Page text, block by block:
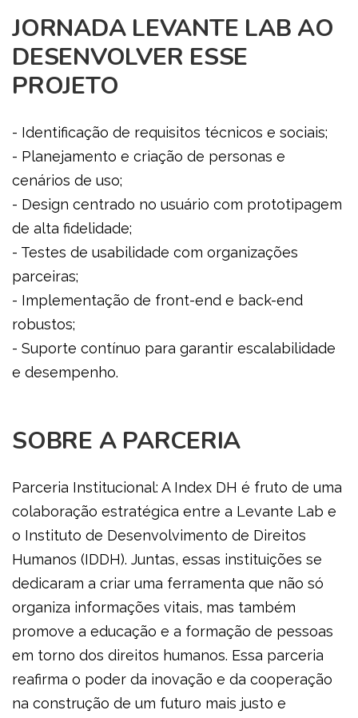
JORNADA LEVANTE LAB AO
DESENVOLVER ESSE
PROJETO
- Identificação de requisitos técnicos e sociais;
- Planejamento e criação de personas e
cenários de uso;
- Design centrado no usuário com prototipagem
de alta fidelidade;
- Testes de usabilidade com organizações
parceiras;
- Implementação de front-end e back-end
robustos;
- Suporte contínuo para garantir escalabilidade
e desempenho.
SOBRE A PARCERIA
Parceria Institucional: A Index DH é fruto de uma
colaboração estratégica entre a Levante Lab e
o Instituto de Desenvolvimento de Direitos
Humanos (IDDH). Juntas, essas instituições se
dedicaram a criar uma ferramenta que não só
organiza informações vitais, mas também
promove a educação e a formação de pessoas
em torno dos direitos humanos. Essa parceria
reafirma o poder da inovação e da cooperação
na construção de um futuro mais justo e